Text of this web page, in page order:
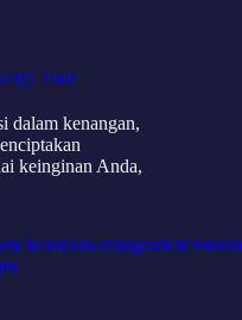
dalam kenangan,
keinginan Anda,
Icomoon-instagram